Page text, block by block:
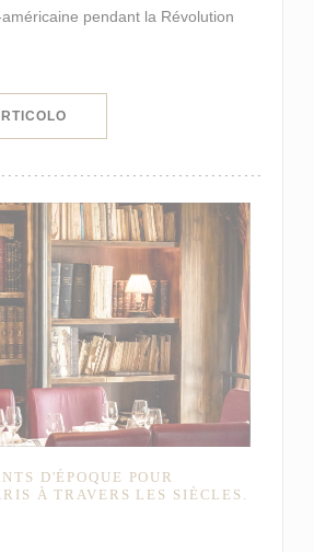
américaine pendant la Révolution
D'ÉPOQUE POUR
À TRAVERS LES SIÈCLES.